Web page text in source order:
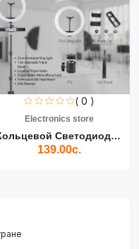
( 0 )
Electronics store
Кольцевой Светодиодный Св...
139.00с.